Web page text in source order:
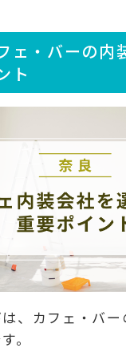
ェ・バーの内
ト
、カフェ・バ
。